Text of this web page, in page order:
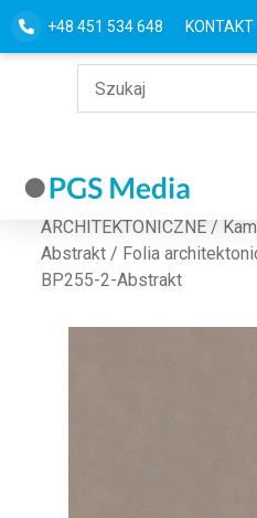
+48 451 534 648 KONTAKT
Strona główna/FOLIE
ARCHITEKTONICZNE /
Abstrakt / Folia
BP255-2-Abstrakt